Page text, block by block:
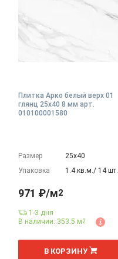
Плитка Арко белый верх 01
глянц 25x40 8 мм арт.
010100001580
Размер
25х40
Упаковка
1.4 кв.м./ 14 шт.
971 ₽/м2
1-3 дня
В наличии: 353.5 м2
м
В КОРЗИНУ